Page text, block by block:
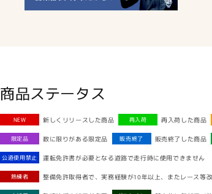
商品ステータス
NEW 新しくリリースした商品 再入荷 再入荷した商品
限定品 数に限りがある限定品 販売終了 販売終了した商品
公道使用禁止 運転免許書が必要となる道路で走行時に使用できません
熟練者 整備免許取得者で、実務経験が10年以上、またレース等